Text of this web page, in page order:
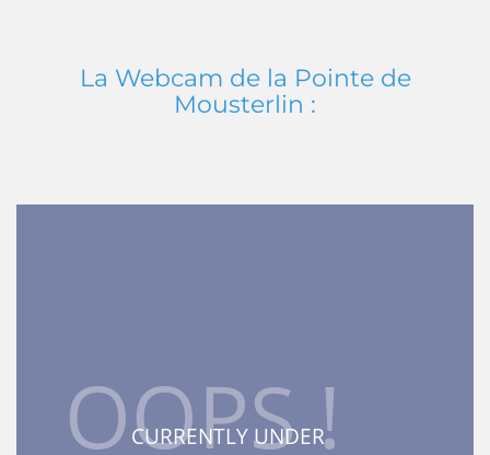
La Webcam de la Pointe de
Mousterlin :